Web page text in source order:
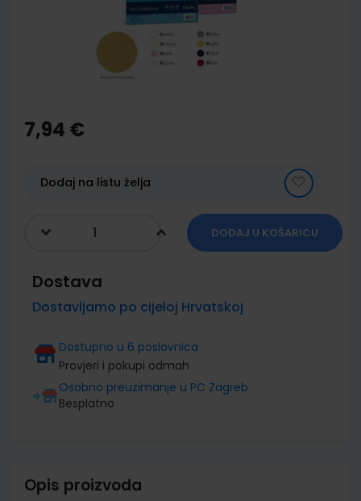
the
beginning
gallery
7,94 €
Dodaj na listu želja
DODAJ U KOŠARICU
Dostava
Dostavljamo po cijeloj Hrvatskoj
Dostupno u 6 poslovnica
Provjeri i pokupi odmah
Osobno preuzimanje u PC Zagreb
Besplatno
Opis proizvoda